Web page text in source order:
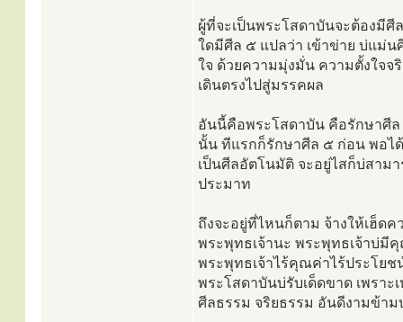
ผู้ที่จะเป็นพระโสดาบันจะต้องมี
ใดมีศีล ๕ แปลว่า เข้าข่าย บ่แม่น
ใจ ด้วยความมุ่งมั่น ความตั้งใจ
เดินตรงไปสู่มรรคผล
อันนี้คือพระโสดาบัน คือรักษาศีล
นั้น ทีแรกก็รักษาศีล ๕ ก่อน พอไ
เป็นศีลอัตโนมัติ จะอยู่ไสก็บ่สาม
ประมาท
ถึงจะอยู่ที่ไหนก็ตาม จ้างให้เฮ็ด
พระพุทธเจ้านะ พระพุทธเจ้าบ่
พระพุทธเจ้าไร้คุณค่าไร้ประโยช
พระโสดาบันบ่รับเด็ดขาด เพราะ
ศีลธรรม จริยธรรม อันดีงามข้า